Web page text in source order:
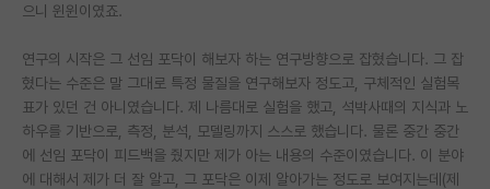
취업 게시판
임용 후기 게시판
PI 전용 게시판
으니 윈윈이였죠.
연구의 시작은 그 선임 포닥이 해보자 하는 연구방향으로 잡혔습니다. 그 잡
혔다는 수준은 말 그대로 특정 물질을 연구해보자 정도고, 구체적인 실험목
표가 있던 건 아니였습니다. 제 나름대로 실험을 했고, 석박사때의 지식과 노
하우를 기반으로, 측정, 분석, 모델링까지 스스로 했습니다. 물론 중간 중간
에 선임 포닥이 피드백을 줬지만 제가 아는 내용의 수준이였습니다. 이 분야
에 대해서 제가 더 잘 알고, 그 포닥은 이제 알아가는 정도로 보여지는데(제